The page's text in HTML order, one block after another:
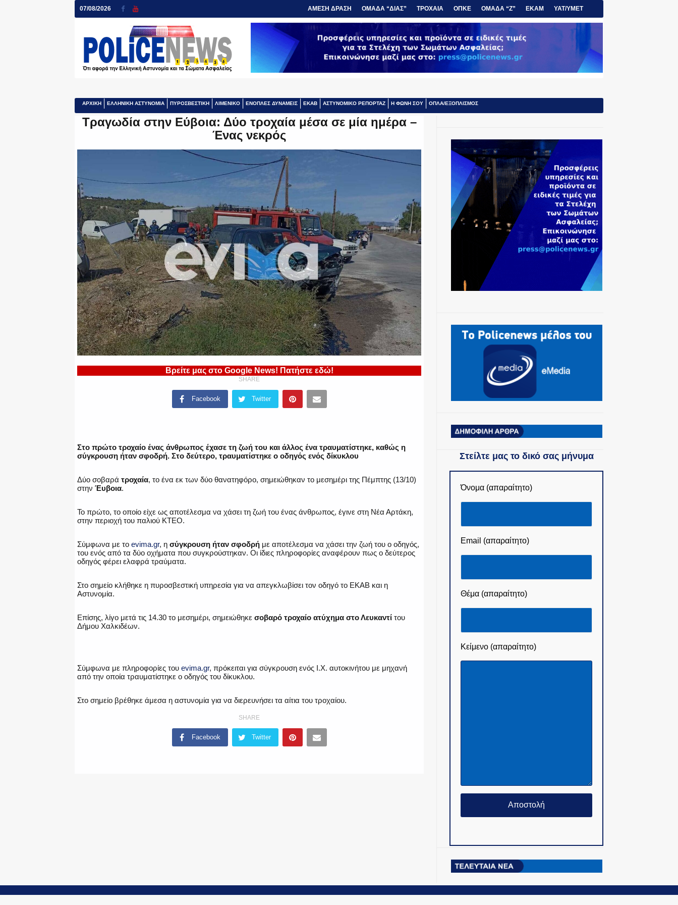
07/08/2026 ΑΜΕΣΗ ΔΡΑΣΗ ΟΜΑΔΑ “ΔΙΑΣ” ΤΡΟΧΑΙΑ ΟΠΚΕ ΟΜΑΔΑ “Ζ” ΕΚΑΜ ΥΑΤ/ΥΜΕΤ
ΑΡΧΙΚΗ ΕΛΛΗΝΙΚΗ ΑΣΤΥΝΟΜΙΑ ΠΥΡΟΣΒΕΣΤΙΚΗ ΛΙΜΕΝΙΚΟ ΕΝΟΠΛΕΣ ΔΥΝΑΜΕΙΣ ΕΚΑΒ ΑΣΤΥΝΟΜΙΚΟ ΡΕΠΟΡΤΑΖ Η ΦΩΝΗ ΣΟΥ ΟΠΛΑ/ΕΞΟΠΛΙΣΜΟΣ
Τραγωδία στην Εύβοια: Δύο τροχαία μέσα σε μία ημέρα –
Ένας νεκρός
Βρείτε μας στο Google News! Πατήστε εδώ!
SHARE
Facebook Twitter
Στο πρώτο τροχαίο ένας άνθρωπος έχασε τη ζωή του και άλλος ένα τραυματίστηκε, καθώς η
σύγκρουση ήταν σφοδρή. Στο δεύτερο, τραυματίστηκε ο οδηγός ενός δίκυκλου
Δύο σοβαρά τροχαία, το ένα εκ των δύο θανατηφόρο, σημειώθηκαν το μεσημέρι της Πέμπτης (13/10)
στην Έυβοια.
Το πρώτο, το οποίο είχε ως αποτέλεσμα να χάσει τη ζωή του ένας άνθρωπος, έγινε στη Νέα Αρτάκη,
στην περιοχή του παλιού ΚΤΕΟ.
Σύμφωνα με το evima.gr, η σύγκρουση ήταν σφοδρή με αποτέλεσμα να χάσει την ζωή του ο οδηγός,
του ενός από τα δύο οχήματα που συγκρούστηκαν. Οι ίδιες πληροφορίες αναφέρουν πως ο δεύτερος
οδηγός φέρει ελαφρά τραύματα.
Στο σημείο κλήθηκε η πυροσβεστική υπηρεσία για να απεγκλωβίσει τον οδηγό το ΕΚΑΒ και η
Αστυνομία.
Επίσης, λίγο μετά τις 14.30 το μεσημέρι, σημειώθηκε σοβαρό τροχαίο ατύχημα στο Λευκαντί του
Δήμου Χαλκιδέων.
Σύμφωνα με πληροφορίες του evima.gr, πρόκειται για σύγκρουση ενός Ι.Χ. αυτοκινήτου με μηχανή
από την οποία τραυματίστηκε ο οδηγός του δίκυκλου.
Στο σημείο βρέθηκε άμεσα η αστυνομία για να διερευνήσει τα αίτια του τροχαίου.
SHARE
Facebook Twitter
Στείλτε μας το δικό σας μήνυμα
Όνομα (απαραίτητο)
Email (απαραίτητο)
Θέμα (απαραίτητο)
Κείμενο (απαραίτητο)
© Copyright 2015-2024 - PoliceNews.gr byG POiNT ADV-ΤΑΥΤΟΤΗΤΑ